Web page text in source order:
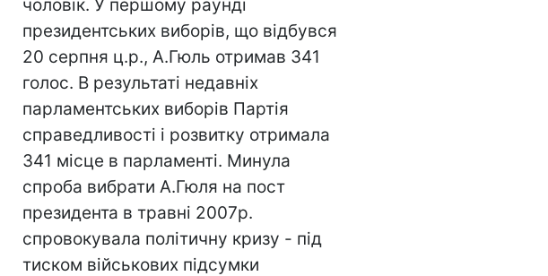
чоловік. У першому раунді
президентських виборів, що відбувся
20 серпня ц.р., А.Гюль отримав 341
голос. В результаті недавніх
парламентських виборів Партія
справедливості і розвитку отримала
341 місце в парламенті. Минула
спроба вибрати А.Гюля на пост
президента в травні 2007р.
спровокувала політичну кризу - під
тиском військових підсумки